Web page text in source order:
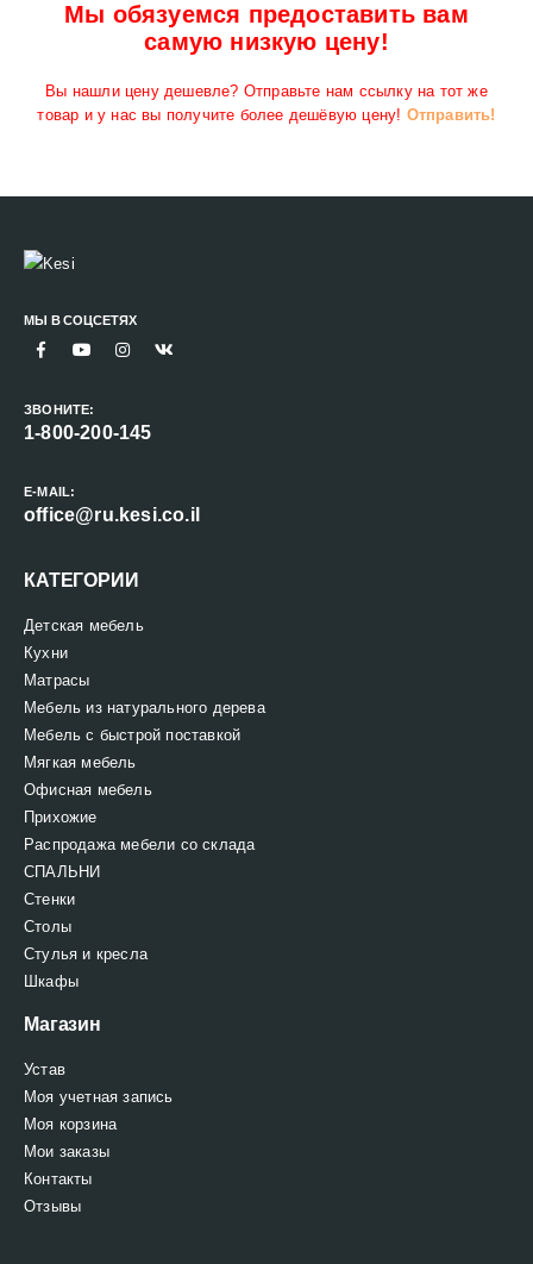
Мы обязуемся предоставить вам
самую низкую цену!
Вы нашли цену дешевле? Отправьте нам ссылку на тот же
товар и у нас вы получите более дешёвую цену! Отправить!
МЫ В СОЦСЕТЯХ
ЗВОНИТЕ:
1-800-200-145
E-MAIL:
office@ru.kesi.co.il
КАТЕГОРИИ
Детская мебель
Кухни
Матрасы
Мебель из натурального дерева
Мебель с быстрой поставкой
Мягкая мебель
Офисная мебель
Прихожие
Распродажа мебели со склада
СПАЛЬНИ
Стенки
Столы
Стулья и кресла
Шкафы
Магазин
Устав
Моя учетная запись
Моя корзина
Мои заказы
Контакты
Отзывы